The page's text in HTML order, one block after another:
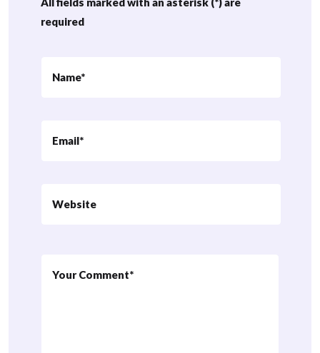
required